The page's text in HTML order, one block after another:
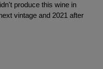
produce this wine in
vintage and 2021 after